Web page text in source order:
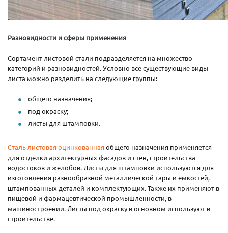
Разновидности и сферы применения
Сортамент листовой стали подразделяется на множество
категорий и разновидностей. Условно все существующие виды
листа можно разделить на следующие группы:
общего назначения;
под окраску;
листы для штамповки.
Сталь листовая оцинкованная общего назначения применяется
для отделки архитектурных фасадов и стен, строительства
водостоков и желобов. Листы для штамповки используются для
изготовления разнообразной металлической тары и емкостей,
штампованных деталей и комплектующих. Также их применяют в
пищевой и фармацевтической промышленности, в
машиностроении. Листы под окраску в основном используют в
строительстве.